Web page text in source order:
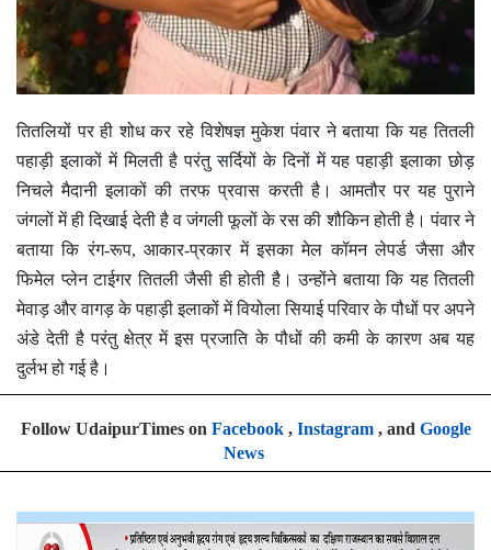
तितलियों पर ही शोध कर रहे विशेषज्ञ मुकेश पंवार ने बताया कि यह तितली
पहाड़ी इलाकों में मिलती है परंतु सर्दियों के दिनों में यह पहाड़ी इलाका छोड़
निचले मैदानी इलाकों की तरफ प्रवास करती है। आमतौर पर यह पुराने
जंगलों में ही दिखाई देती है व जंगली फूलों के रस की शौकिन होती है। पंवार ने
बताया कि रंग-रूप, आकार-प्रकार में इसका मेल कॉमन लेपर्ड जैसा और
फिमेल प्लेन टाईगर तितली जैसी ही होती है। उन्होंने बताया कि यह तितली
मेवाड़ और वागड़ के पहाड़ी इलाकों में वियोला सियाई परिवार के पौधों पर अपने
अंडे देती है परंतु क्षेत्र में इस प्रजाति के पौधों की कमी के कारण अब यह
दुर्लभ हो गई है।
Follow UdaipurTimes on Facebook, Instagram, and Google
News